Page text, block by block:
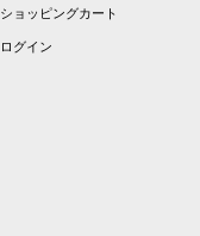
ショッピングカート
ログイン